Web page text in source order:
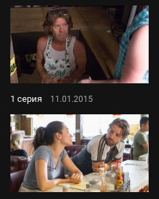
1 серия 11.01.2015